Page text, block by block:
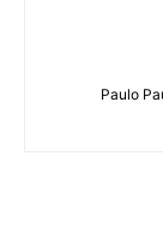
Paulo